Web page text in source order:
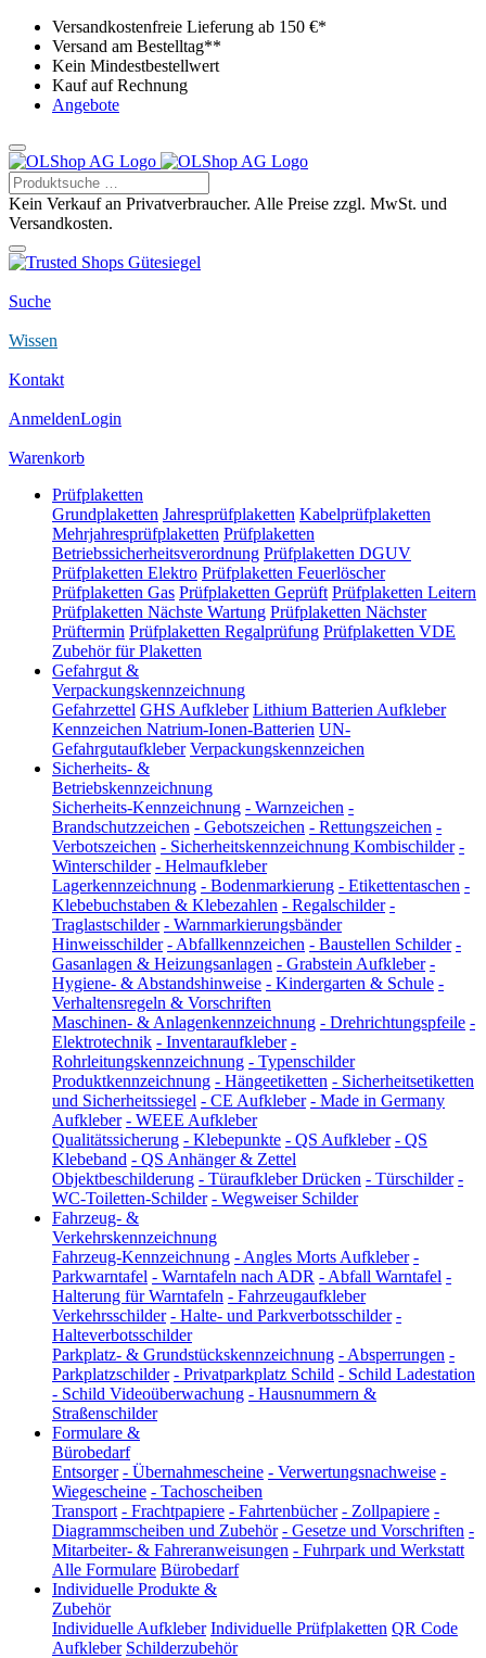
Versandkostenfreie Lieferung ab 150 €*
Versand am Bestelltag**
Kein Mindestbestellwert
Kauf auf Rechnung
Angebote
Kein Verkauf an Privatverbraucher. Alle Preise zzgl. MwSt. und
Versandkosten.
Suche
Wissen
Kontakt
AnmeldenLogin
Warenkorb
Prüfplaketten
Grundplaketten Jahresprüfplaketten Kabelprüfplaketten
Mehrjahresprüfplaketten Prüfplaketten
Betriebssicherheitsverordnung Prüfplaketten DGUV
Prüfplaketten Elektro Prüfplaketten Feuerlöscher
Prüfplaketten Gas Prüfplaketten Geprüft Prüfplaketten Leitern
Prüfplaketten Nächste Wartung Prüfplaketten Nächster
Prüftermin Prüfplaketten Regalprüfung Prüfplaketten VDE
Zubehör für Plaketten
Gefahrgut &
Verpackungskennzeichnung
Gefahrzettel GHS Aufkleber Lithium Batterien Aufkleber
Kennzeichen Natrium-Ionen-Batterien UN-
Gefahrgutaufkleber Verpackungskennzeichen
Sicherheits- &
Betriebskennzeichnung
Sicherheits-Kennzeichnung - Warnzeichen -
Brandschutzzeichen - Gebotszeichen - Rettungszeichen -
Verbotszeichen - Sicherheitskennzeichnung Kombischilder -
Winterschilder - Helmaufkleber
Lagerkennzeichnung - Bodenmarkierung - Etikettentaschen -
Klebebuchstaben & Klebezahlen - Regalschilder -
Traglastschilder - Warnmarkierungsbänder
Hinweisschilder - Abfallkennzeichen - Baustellen Schilder -
Gasanlagen & Heizungsanlagen - Grabstein Aufkleber -
Hygiene- & Abstandshinweise - Kindergarten & Schule -
Verhaltensregeln & Vorschriften
Maschinen- & Anlagenkennzeichnung - Drehrichtungspfeile -
Elektrotechnik - Inventaraufkleber -
Rohrleitungskennzeichnung - Typenschilder
Produktkennzeichnung - Hängeetiketten - Sicherheitsetiketten
und Sicherheitssiegel - CE Aufkleber - Made in Germany
Aufkleber - WEEE Aufkleber
Qualitätssicherung - Klebepunkte - QS Aufkleber - QS
Klebeband - QS Anhänger & Zettel
Objektbeschilderung - Türaufkleber Drücken - Türschilder -
WC-Toiletten-Schilder - Wegweiser Schilder
Fahrzeug- &
Verkehrskennzeichnung
Fahrzeug-Kennzeichnung - Angles Morts Aufkleber -
Parkwarntafel - Warntafeln nach ADR - Abfall Warntafel -
Halterung für Warntafeln - Fahrzeugaufkleber
Verkehrsschilder - Halte- und Parkverbotsschilder -
Halteverbotsschilder
Parkplatz- & Grundstückskennzeichnung - Absperrungen -
Parkplatzschilder - Privatparkplatz Schild - Schild Ladestation
- Schild Videoüberwachung - Hausnummern &
Straßenschilder
Formulare &
Bürobedarf
Entsorger - Übernahmescheine - Verwertungsnachweise -
Wiegescheine - Tachoscheiben
Transport - Frachtpapiere - Fahrtenbücher - Zollpapiere -
Diagrammscheiben und Zubehör - Gesetze und Vorschriften -
Mitarbeiter- & Fahreranweisungen - Fuhrpark und Werkstatt
Alle Formulare Bürobedarf
Individuelle Produkte &
Zubehör
Individuelle Aufkleber Individuelle Prüfplaketten QR Code
Aufkleber Schilderzubehör